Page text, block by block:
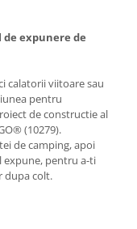
expunere de
calatorii viitoare sau
pentru
de constructie al
(10279).
de camping, apoi
expune, pentru a-ti
dupa colt.